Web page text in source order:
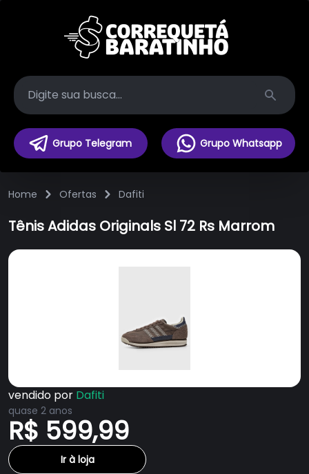
Search
Grupo Telegram Grupo Whatsapp
Home Ofertas Dafiti
Tênis Adidas Originals Sl 72 Rs Marrom
vendido por Dafiti
quase 2 anos
R$ 599,99
Ir à loja